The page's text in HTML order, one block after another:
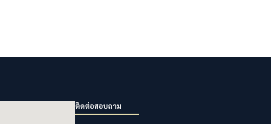
ติดต่อสอบถาม